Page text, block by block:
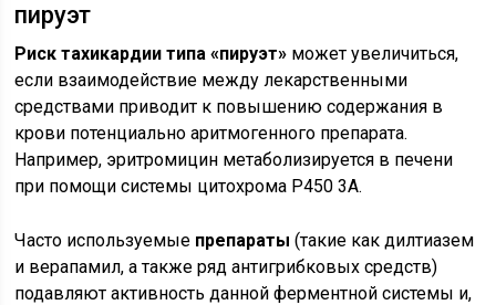
пируэт
Риск тахикардии типа «пируэт» может увеличиться,
если взаимодействие между лекарственными
средствами приводит к повышению содержания в
крови потенциально аритмогенного препарата.
Например, эритромицин метаболизируется в печени
при помощи системы цитохрома Р450 3А.
Часто используемые препараты (такие как дилтиазем
и верапамил, а также ряд антигрибковых средств)
подавляют активность данной ферментной системы и,